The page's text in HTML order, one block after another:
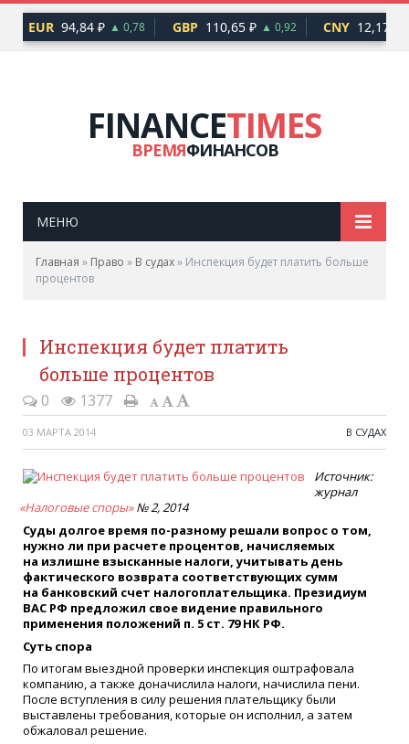
EUR 94,84 ₽ ▲ 0,78 GBP 110,65 ₽ ▲ 0,92 CNY 12,17 ₽
FINANCETIMES
ВРЕМЯФИНАНСОВ
МЕНЮ
Главная » Право » В судах» Инспекция будет платить больше
процентов
Инспекция будет платить
больше процентов
0 1377
03 МАРТА 2014 В СУДАХ
Источник:
журнал
«Налоговые споры»№ 2, 2014
Суды долгое время по-разному решали вопрос о том,
нужно ли при расчете процентов, начисляемых
на излишне взысканные налоги, учитывать день
фактического возврата соответствующих сумм
на банковский счет налогоплательщика. Президиум
ВАС РФ предложил свое видение правильного
применения положений п. 5 ст. 79 НК РФ.
Суть спора
По итогам выездной проверки инспекция оштрафовала
компанию, а также доначислила налоги, начислила пени.
После вступления в силу решения плательщику были
выставлены требования, которые он исполнил, а затем
обжаловал решение.